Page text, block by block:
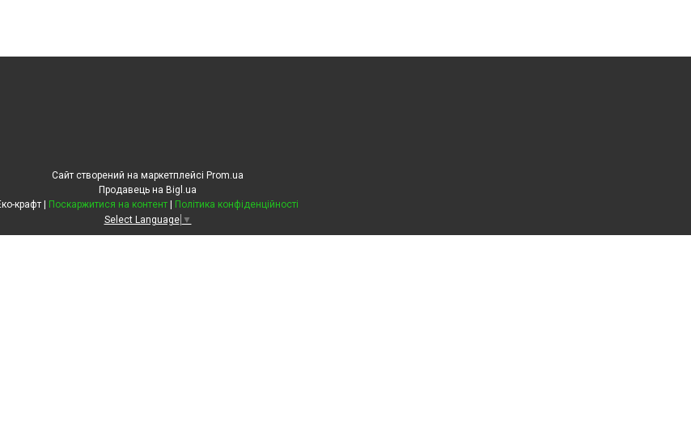
Сайт створений на маркетплейсі Prom.ua
Продавець на Bigl.ua
Еко-крафт | Поскаржитися на контент | Політика конфіденційності
Select Language ▼